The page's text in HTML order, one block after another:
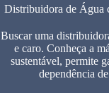
Distribuidora de Água
Buscar uma
e caro. Conheça a
sustentável, permite
dependência